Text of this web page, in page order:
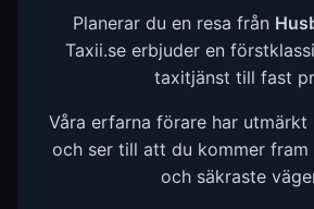
Planerar du en resa från
Taxii.se erbjuder en
taxitjänst till fast
Våra erfarna förare har utmärkt
och ser till att du kommer fram
och säkraste